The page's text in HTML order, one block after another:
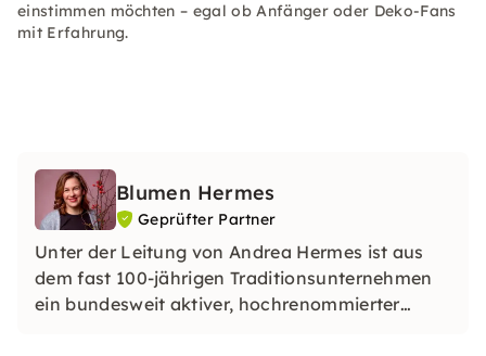
einstimmen möchten – egal ob Anfänger oder Deko-Fans
mit Erfahrung.
Blumen Hermes
Geprüfter Partner
Unter der Leitung von Andrea Hermes ist aus
dem fast 100-jährigen Traditionsunternehmen
ein bundesweit aktiver, hochrenommierter